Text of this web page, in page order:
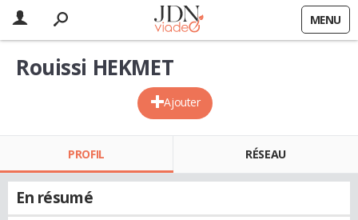
MENU
Ajouter
Rouissi HEKMET
PROFIL RÉSEAU
En résumé